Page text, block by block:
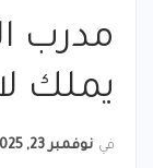
مدرب
يملك
في نوفمبر 23, 2025